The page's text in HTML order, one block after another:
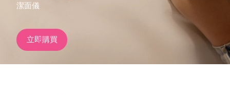
潔面儀
立即購買
紅光療法
德國 預計送達日期
加拿大 預計送達日期 8/16/26